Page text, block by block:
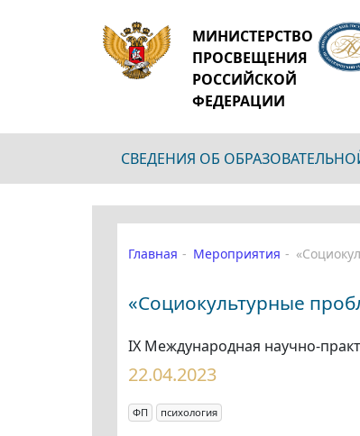
МИНИСТЕРСТВО
ПРОСВЕЩЕНИЯ
РОССИЙСКОЙ
ФЕДЕРАЦИИ
СВЕДЕНИЯ ОБ
Главная Мероприятия
«Социокультурные
IX Международная научно-
22.04.2023
ФП психология